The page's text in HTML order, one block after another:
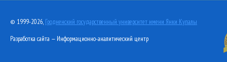
© 1999-2026, Гродненский государственный университет имени Янки Купалы
Разработка сайта — Информационно-аналитический центр